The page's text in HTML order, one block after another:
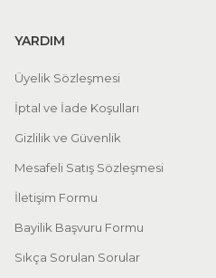
YARDIM
Üyelik Sözleşmesi
İptal ve İade Koşulları
Gizlilik ve Güvenlik
Mesafeli Satış Sözleşmesi
İletişim Formu
Bayilik Başvuru Formu
Sıkça Sorulan Sorular